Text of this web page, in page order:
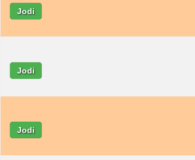
Jodi
Jodi
Jodi